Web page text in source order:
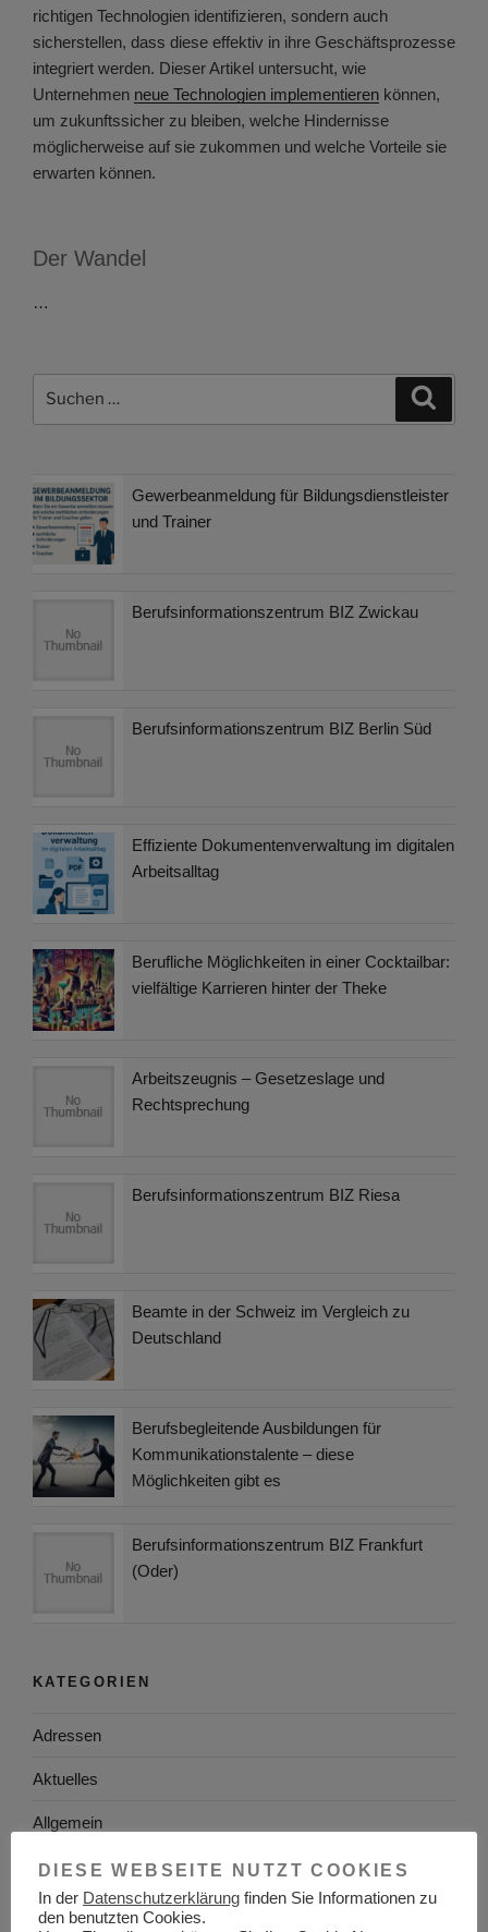
richtigen Technologien identifizieren, sondern auch
sicherstellen, dass diese effektiv in ihre Geschäftsprozesse
integriert werden. Dieser Artikel untersucht, wie
Unternehmen neue Technologien implementieren können,
um zukunftssicher zu bleiben, welche Hindernisse
möglicherweise auf sie zukommen und welche Vorteile sie
erwarten können.
Der Wandel
…
Gewerbeanmeldung für Bildungsdienstleister
und Trainer
Berufsinformationszentrum BIZ Zwickau
Berufsinformationszentrum BIZ Berlin Süd
Effiziente Dokumentenverwaltung im digitalen
Arbeitsalltag
Berufliche Möglichkeiten in einer Cocktailbar:
vielfältige Karrieren hinter der Theke
Arbeitszeugnis – Gesetzeslage und
Rechtsprechung
Berufsinformationszentrum BIZ Riesa
Beamte in der Schweiz im Vergleich zu
Deutschland
Berufsbegleitende Ausbildungen für
Kommunikationstalente – diese
Möglichkeiten gibt es
Berufsinformationszentrum BIZ Frankfurt
(Oder)
KATEGORIEN
Adressen
Aktuelles
Allgemein
Arbeitgeber
Arbeitsplatzsuche
DIESE WEBSEITE NUTZT COOKIES
In der Datenschutzerklärung finden Sie Informationen zu
den benutzten Cookies.